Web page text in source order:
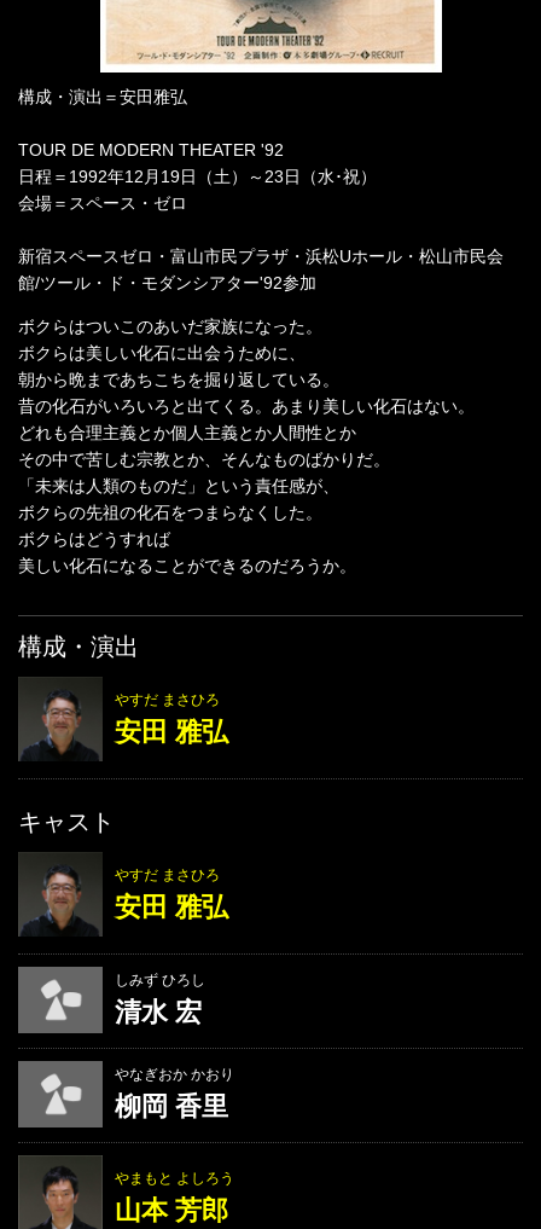
構成・演出＝安田雅弘
TOUR DE MODERN THEATER '92
日程＝1992年12月19日（土）～23日（水･祝）
会場＝スペース・ゼロ
新宿スペースゼロ・富山市民プラザ・浜松Uホール・松山市民会
館/ツール・ド・モダンシアター'92参加
ボクらはついこのあいだ家族になった。
ボクらは美しい化石に出会うために、
朝から晩まであちこちを掘り返している。
昔の化石がいろいろと出てくる。あまり美しい化石はない。
どれも合理主義とか個人主義とか人間性とか
その中で苦しむ宗教とか、そんなものばかりだ。
「未来は人類のものだ」という責任感が、
ボクらの先祖の化石をつまらなくした。
ボクらはどうすれば
美しい化石になることができるのだろうか。
構成・演出
やすだ まさひろ
安田 雅弘
キャスト
やすだ まさひろ
安田 雅弘
しみず ひろし
清水 宏
やなぎおか かおり
柳岡 香里
やまもと よしろう
山本 芳郎